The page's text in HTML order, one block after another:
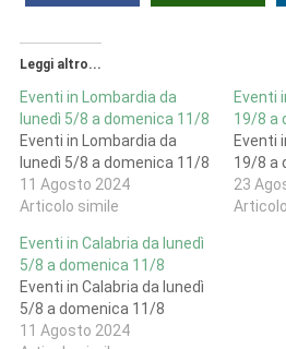
Leggi altro...
Eventi in Lombardia da
lunedì 5/8 a domenica 11/8
Eventi in Lombardia da
lunedì 5/8 a domenica 11/8
11 Agosto 2024
Articolo simile
Eventi
19/8 a
Eventi
19/8 a
23
Eventi in Calabria da lunedì
5/8 a domenica 11/8
Eventi in Calabria da lunedì
5/8 a domenica 11/8
11 Agosto 2024